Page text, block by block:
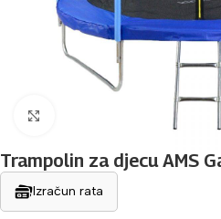
Trampolin za djecu AMS
Izračun rata